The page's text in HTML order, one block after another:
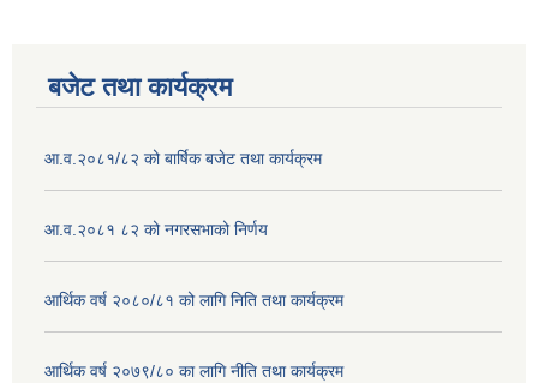
बजेट तथा कार्यक्रम
आ.व.२०८१/८२ को बार्षिक बजेट तथा कार्यक्रम
आ.व.२०८१ ८२ को नगरसभाको निर्णय
आर्थिक वर्ष २०८०/८१ को लागि निति तथा कार्यक्रम
आर्थिक वर्ष २०७९/८० का लागि नीति तथा कार्यक्रम